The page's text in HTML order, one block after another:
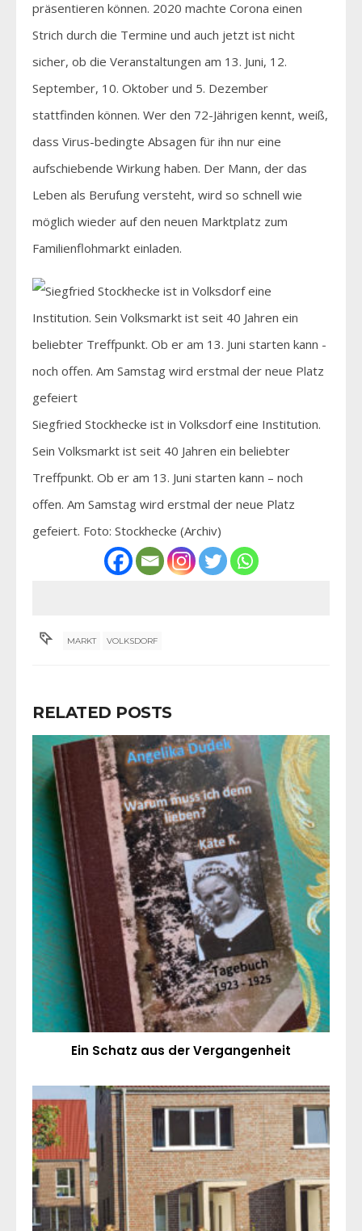
präsentieren können. 2020 machte Corona einen
Strich durch die Termine und auch jetzt ist nicht
sicher, ob die Veranstaltungen am 13. Juni, 12.
September, 10. Oktober und 5. Dezember
stattfinden können. Wer den 72-Jährigen kennt, weiß,
dass Virus-bedingte Absagen für ihn nur eine
aufschiebende Wirkung haben. Der Mann, der das
Leben als Berufung versteht, wird so schnell wie
möglich wieder auf den neuen Marktplatz zum
Familienflohmarkt einladen.
Siegfried Stockhecke ist in Volksdorf eine Institution.
Sein Volksmarkt ist seit 40 Jahren ein beliebter
Treffpunkt. Ob er am 13. Juni starten kann – noch
offen. Am Samstag wird erstmal der neue Platz
gefeiert. Foto: Stockhecke (Archiv)
MARKT VOLKSDORF
RELATED POSTS
Ein Schatz aus der Vergangenheit